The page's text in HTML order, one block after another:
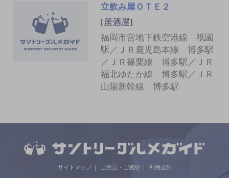
立飲み屋ＯＴＥ２
[居酒屋]
福岡市営地下鉄空港線 祇園
駅／ＪＲ鹿児島本線 博多駅
／ＪＲ篠栗線 博多駅／ＪＲ
福北ゆたか線 博多駅／ＪＲ
山陽新幹線 博多駅
サイトマップ ご意見・ご感想 利用規約